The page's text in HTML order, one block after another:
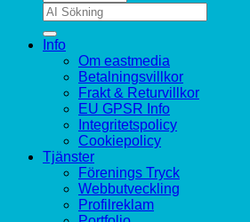
Sök
efter:
Info
Om eastmedia
Betalningsvillkor
Frakt & Returvillkor
EU GPSR Info
Integritetspolicy
Cookiepolicy
Tjänster
Förenings Tryck
Webbutveckling
Profilreklam